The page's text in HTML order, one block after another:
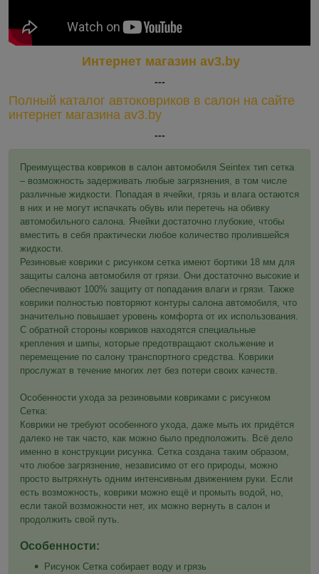
Интернет магазин av3.by
---
Полный каталог автоковриков в салон на сайте
интернет магазина av3.by
---
Преимущества ковриков в салон автомобиля Seintex тип сетка
– возможность задерживать любые загрязнения, в том числе
различные жидкости. Попадая в ячейки, грязь и влага остаются
в них и не могут испачкать обувь или перетечь на обивку
автомобильного салона. Ячейки достаточно глубокие, чтобы
вместить в себя практически любое количество пролившейся
жидкости.
Резиновые коврики с рисунком сетка имеют бортики 18 мм для
защиты салона автомобиля от грязи. Они достаточно высокие и
обеспечивают 100% защиту от попадания влаги и грязи. Также
коврики полностью повторяют контуры салона автомобиля, что
значительно повышает уровень комфорта от их использования.
С обратной стороны ковриков находятся специальные
крепления и шипы, которые предотвращают скольжение и
перемещение по салону транспортного средства. Коврики
прослужат в течение многих лет без потери своих качеств.
Особенности ухода за резиновыми ковриками с рисунком
Сетка:
Коврики не требуют особенного ухода, даже мыть их придётся
далеко не так часто, как можно было предположить. Всё дело
именно в конструкции рисунка. Сетка создана таким образом,
что любое загрязнение, независимо от его природы, можно
просто вытряхнуть одним интенсивным движением руки. Если
есть возможность, коврики можно ещё и промыть водой, но,
если такой возможности нет, их можно вернуть в салон и
продолжить свой путь.
Особенности:
Рисунок Сетка собирает воду и грязь